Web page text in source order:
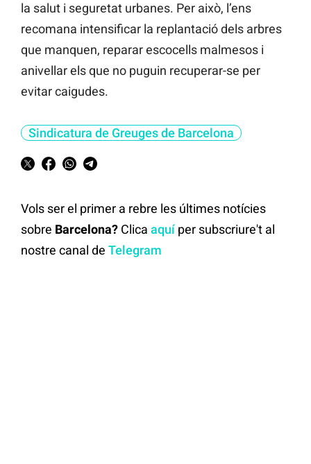
la salut i seguretat urbanes. Per això, l’ens
recomana intensificar la replantació dels arbres
que manquen, reparar escocells malmesos i
anivellar els que no puguin recuperar-se per
evitar caigudes.
Sindicatura de Greuges de Barcelona
Vols ser el primer a rebre les últimes notícies
sobre Barcelona? Clica aquíper subscriure't al
nostre canal de Telegram